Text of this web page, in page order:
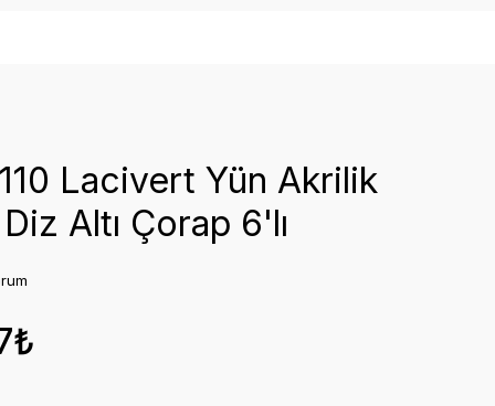
Lacivert Yün Akrilik
Altı Çorap 6'lı